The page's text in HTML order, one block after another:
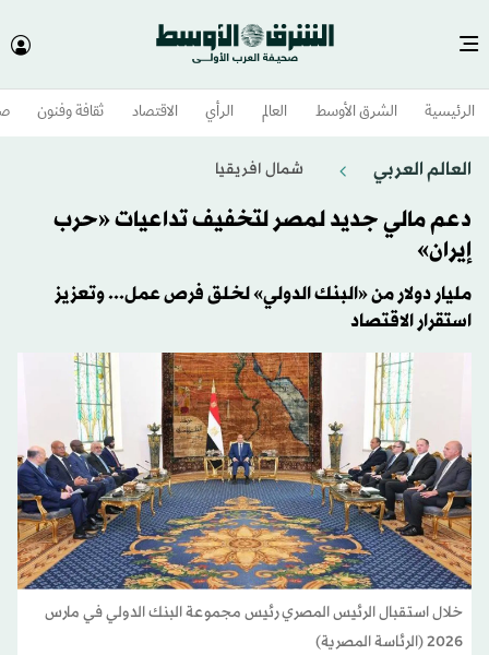
الرئيسية الشرق الأوسط​ العالم الرأي الاقتصاد ثقافة وفنون
العالم العربي شمال افريقيا
دعم مالي جديد لمصر لتخفيف تداعيات «حرب
إيران»
مليار دولار من «البنك الدولي» لخلق فرص عمل... وتعزيز
استقرار الاقتصاد
خلال استقبال الرئيس المصري رئيس مجموعة البنك الدولي في مارس
2026 (الرئاسة المصرية)